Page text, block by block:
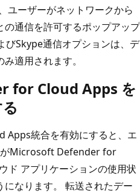
ユーザーがネットワークから
通信を許可するポップアップ
Skype通信オプションは、デ
適用されます。
for Cloud Apps を
統合を有効にすると、エ
がMicrosoft Defender for
ド アプリケーションの使用状
なります。 転送されたデー